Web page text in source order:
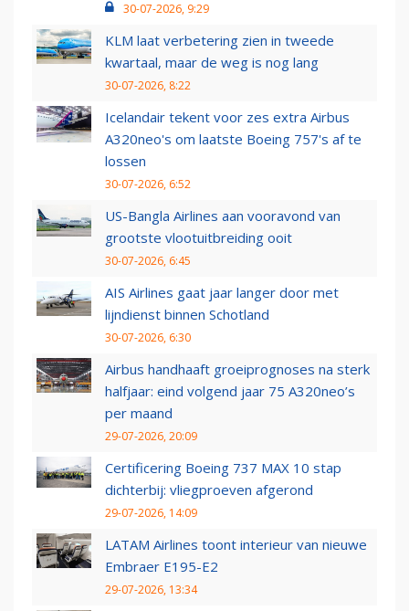
30-07-2026, 9:29
KLM laat verbetering zien in tweede
kwartaal, maar de weg is nog lang
30-07-2026, 8:22
Icelandair tekent voor zes extra Airbus
A320neo's om laatste Boeing 757's af te
lossen
30-07-2026, 6:52
US-Bangla Airlines aan vooravond van
grootste vlootuitbreiding ooit
30-07-2026, 6:45
AIS Airlines gaat jaar langer door met
lijndienst binnen Schotland
30-07-2026, 6:30
Airbus handhaaft groeiprognoses na sterk
halfjaar: eind volgend jaar 75 A320neo’s
per maand
29-07-2026, 20:09
Certificering Boeing 737 MAX 10 stap
dichterbij: vliegproeven afgerond
29-07-2026, 14:09
LATAM Airlines toont interieur van nieuwe
Embraer E195-E2
29-07-2026, 13:34